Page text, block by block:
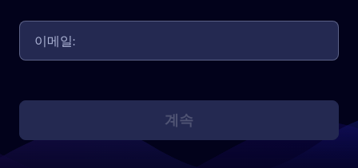
계속